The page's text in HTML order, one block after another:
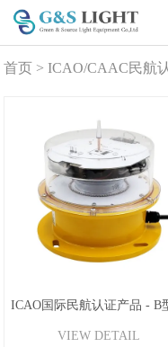
首页 > ICAO/CAAC民航
ICAO国际民航认证产品 - B
光强航空障碍灯
VIEW DETAIL